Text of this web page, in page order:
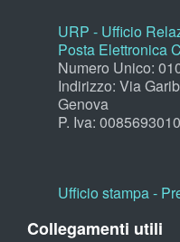
URP - Ufficio
Posta Elettronica
Numero Unico:
Indirizzo: Via
Genova
P. Iva:
Ufficio stampa -
Collegamenti utili